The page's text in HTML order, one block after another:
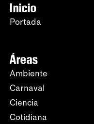
Inicio
Portada
Áreas
Ambiente
Carnaval
Ciencia
Cotidiana